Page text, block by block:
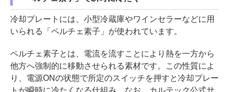
冷却プレートには、小型冷蔵庫やワインセラーなどに用
いられる「ペルチェ素子」が使われています。
ペルチェ素子とは、電流を流すことにより熱を一方から
他方へ強制的に移動させられる素材です。この性質によ
り、電源ONの状態で所定のスイッチを押すと冷却プレー
トが瞬時に冷たくなる仕組み。なお、カルテック公式サ